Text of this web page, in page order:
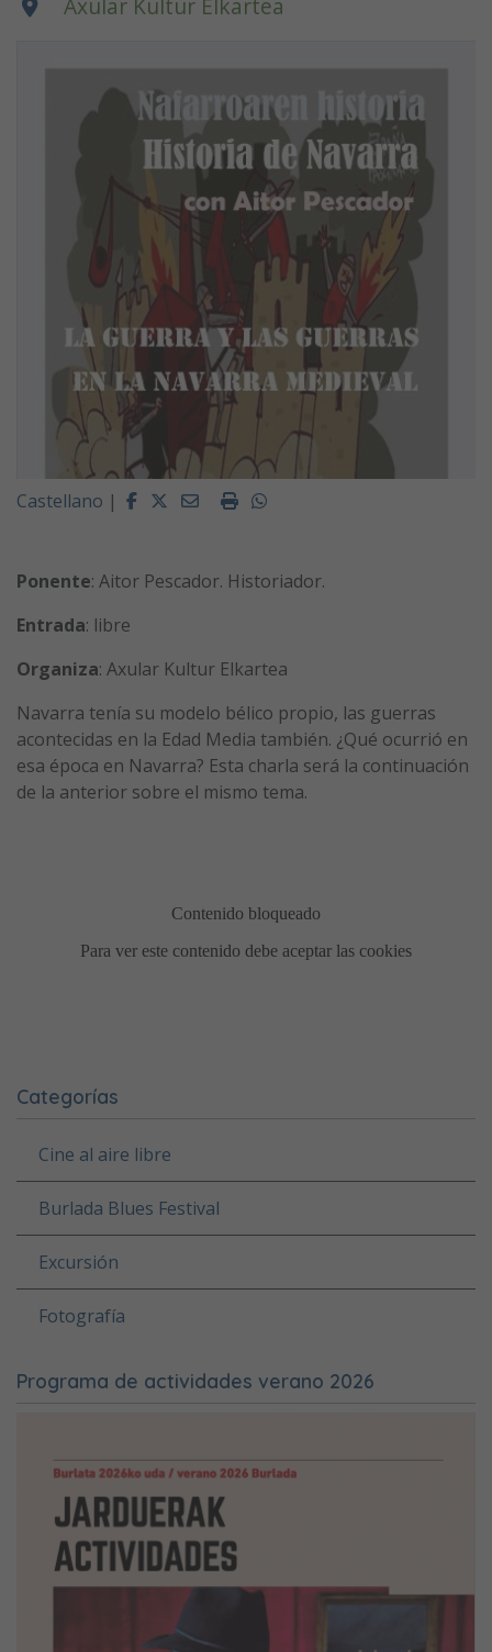
Axular Kultur Elkartea
Castellano | FacebookTwitterEmailImprimirWhatsapp
Ponente: Aitor Pescador. Historiador.
Entrada: libre
Organiza: Axular Kultur Elkartea
Navarra tenía su modelo bélico propio, las guerras
acontecidas en la Edad Media también. ¿Qué ocurrió en
esa época en Navarra? Esta charla será la continuación
de la anterior sobre el mismo tema.
Categorías
Cine al aire libre
Burlada Blues Festival
Excursión
Fotografía
Programa de actividades verano 2026